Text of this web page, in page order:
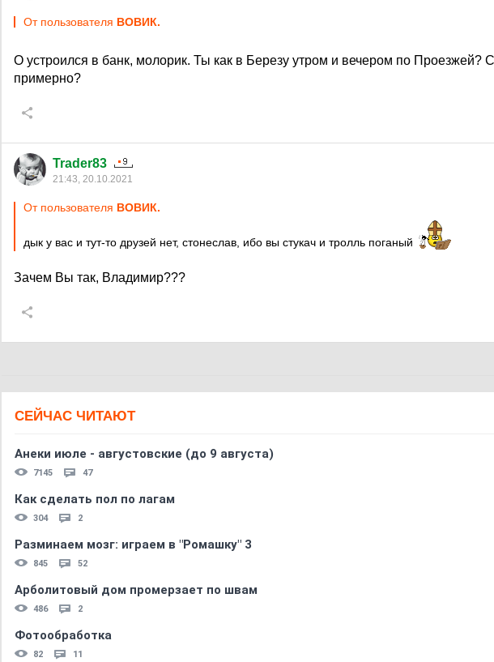
От пользователя ВОВИК.
О устроился в банк, молорик. Ты как в Березу утром и вечером по Проезжей?
примерно?
Trader83
21:43, 20.10.2021
От пользователя ВОВИК.
дык у вас и тут-то друзей нет, стонеслав, ибо вы стукач и тролль поганый
Зачем Вы так, Владимир???
СЕЙЧАС ЧИТАЮТ
Анеки июле - августовские (до 9 августа)
7145 47
Как сделать пол по лагам
304 2
Разминаем мозг: играем в "Ромашку" 3
845 52
Арболитовый дом промерзает по швам
486 2
Фотообработка
82 11